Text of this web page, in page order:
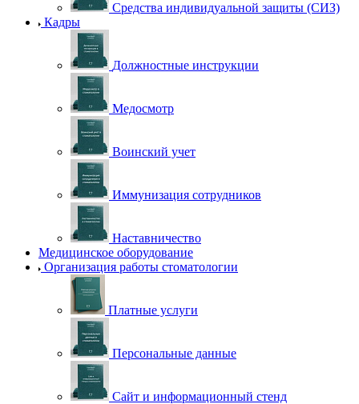
Средства индивидуальной защиты (СИЗ)
Кадры
Должностные инструкции
Медосмотр
Воинский учет
Иммунизация сотрудников
Наставничество
Медицинское оборудование
Организация работы стоматологии
Платные услуги
Персональные данные
Сайт и информационный стенд